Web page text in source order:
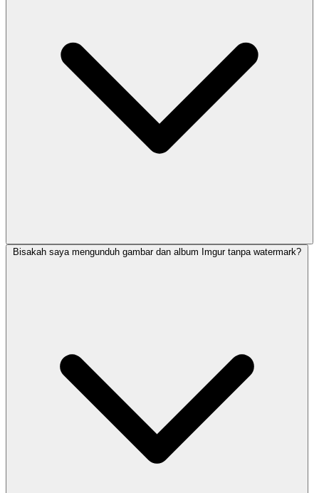
Bisakah saya mengunduh gambar dan album Imgur tanpa watermark?